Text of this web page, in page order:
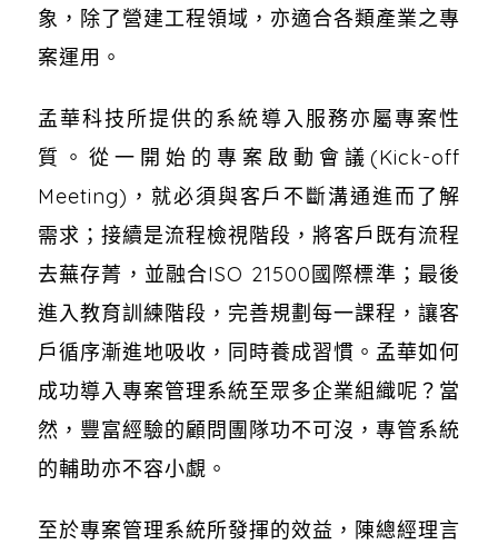
象，除了營建工程領域，亦適合各類產業之專
案運用。
孟華科技所提供的系統導入服務亦屬專案性
質。從一開始的專案啟動會議(Kick-off
Meeting)，就必須與客戶不斷溝通進而了解
需求；接續是流程檢視階段，將客戶既有流程
去蕪存菁，並融合ISO 21500國際標準；最後
進入教育訓練階段，完善規劃每一課程，讓客
戶循序漸進地吸收，同時養成習慣。孟華如何
成功導入專案管理系統至眾多企業組織呢？當
然，豐富經驗的顧問團隊功不可沒，專管系統
的輔助亦不容小覷。
至於專案管理系統所發揮的效益，陳總經理言